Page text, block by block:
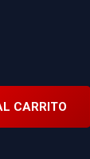
CARRITO